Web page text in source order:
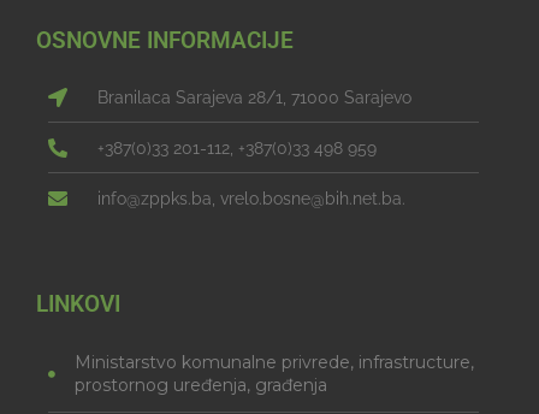
OSNOVNE INFORMACIJE
Branilaca Sarajeva 28/1, 71000 Sarajevo
+387(0)33 201-112, +387(0)33 498 959
info@zppks.ba, vrelo.bosne@bih.net.ba.
LINKOVI
Ministarstvo komunalne privrede, infrastructure,
prostornog uređenja, građenja